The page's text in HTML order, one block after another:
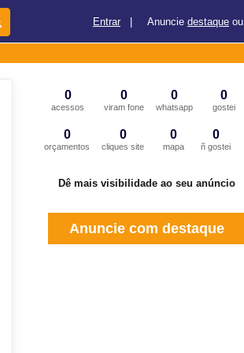
Entrar Anuncie destaque ou
0
acessos
0
viram fone
0
whatsapp
0
gostei
0
orçamentos
0
cliques site
0
mapa
0
ñ gostei
Dê mais visibilidade ao seu anúncio
Anuncie com destaque